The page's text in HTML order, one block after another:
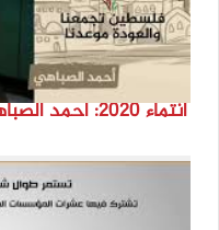
انتماء 2020: أحمد الصباهي – إعلامي فلسطيني – لبنان